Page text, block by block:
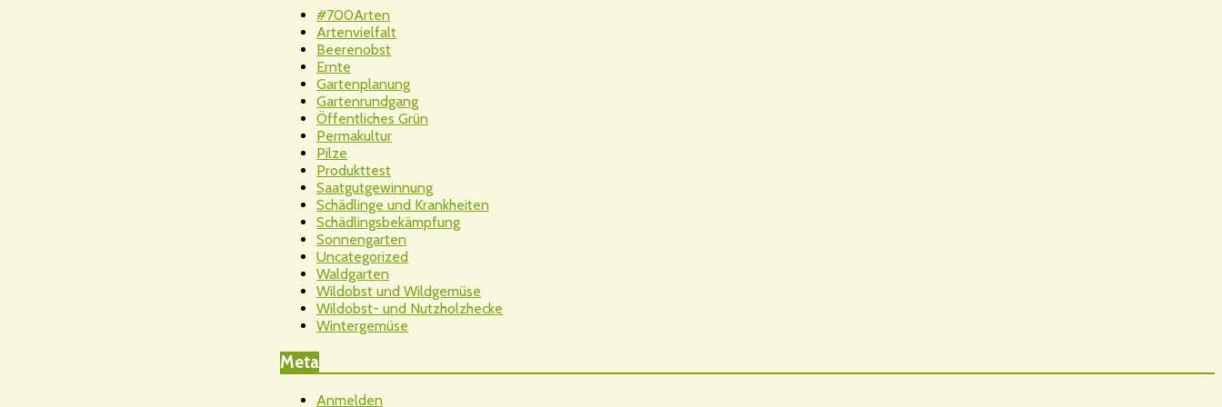
#700Arten
Artenvielfalt
Beerenobst
Ernte
Gartenplanung
Gartenrundgang
Öffentliches Grün
Permakultur
Pilze
Produkttest
Saatgutgewinnung
Schädlinge und Krankheiten
Schädlingsbekämpfung
Sonnengarten
Uncategorized
Waldgarten
Wildobst und Wildgemüse
Wildobst- und Nutzholzhecke
Wintergemüse
Meta
Anmelden